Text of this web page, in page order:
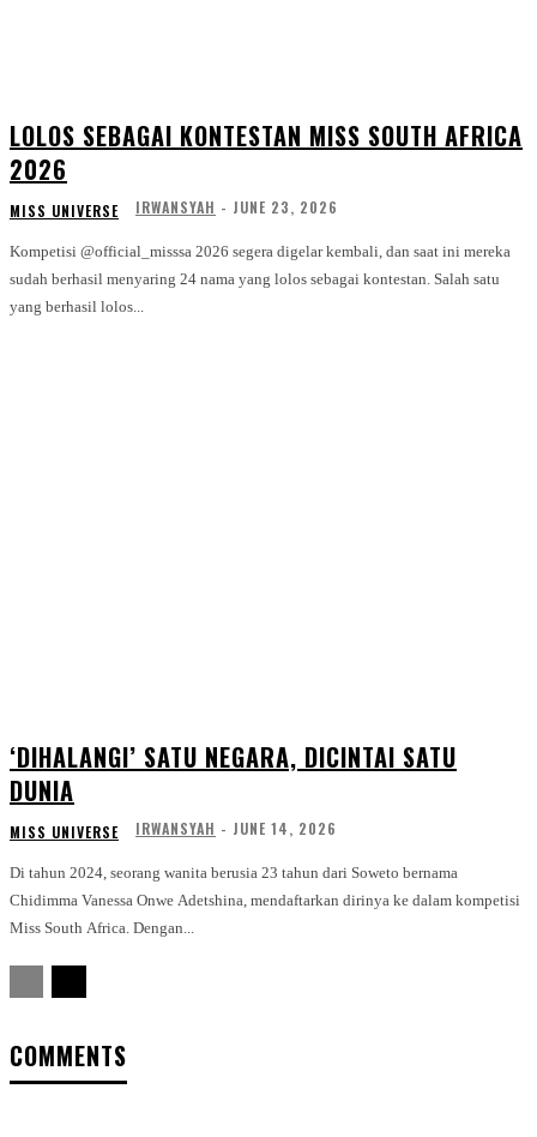
LOLOS SEBAGAI KONTESTAN MISS SOUTH AFRICA
2026
MISS UNIVERSE IRWANSYAH - JUNE 23, 2026
Kompetisi @official_misssa 2026 segera digelar kembali, dan saat ini mereka
sudah berhasil menyaring 24 nama yang lolos sebagai kontestan. Salah satu
yang berhasil lolos...
‘DIHALANGI’ SATU NEGARA, DICINTAI SATU
DUNIA
MISS UNIVERSE IRWANSYAH - JUNE 14, 2026
Di tahun 2024, seorang wanita berusia 23 tahun dari Soweto bernama
Chidimma Vanessa Onwe Adetshina, mendaftarkan dirinya ke dalam kompetisi
Miss South Africa. Dengan...
COMMENTS